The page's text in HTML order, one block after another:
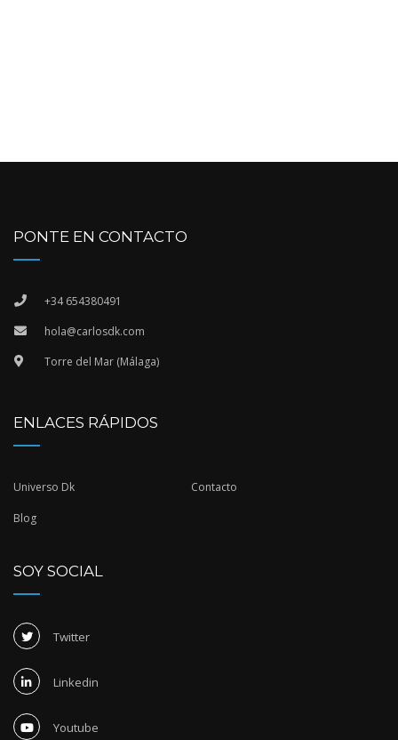
PONTE EN CONTACTO
+34 654380491
hola@carlosdk.com
Torre del Mar (Málaga)
ENLACES RÁPIDOS
Universo Dk Contacto
Blog
SOY SOCIAL
Twitter
Linkedin
Youtube